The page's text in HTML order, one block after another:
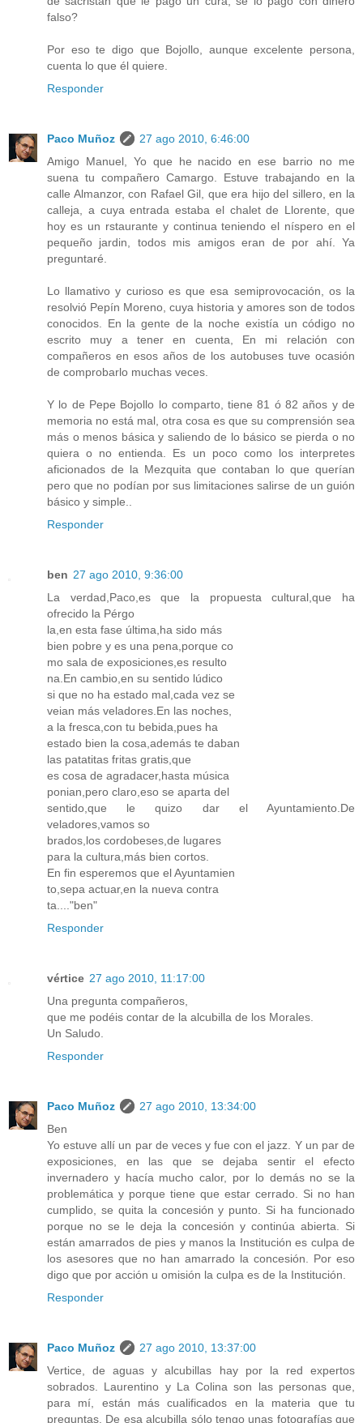
falso?
Por eso te digo que Bojollo, aunque excelente persona,
cuenta lo que él quiere.
Responder
Paco Muñoz
27 ago 2010, 6:46:00
Amigo Manuel, Yo que he nacido en ese barrio no me
suena tu compañero Camargo. Estuve trabajando en la
calle Almanzor, con Rafael Gil, que era hijo del sillero, en la
calleja, a cuya entrada estaba el chalet de Llorente, que
hoy es un rstaurante y continua teniendo el níspero en el
pequeño jardin, todos mis amigos eran de por ahí. Ya
preguntaré.
Lo llamativo y curioso es que esa semiprovocación, os la
resolvió Pepín Moreno, cuya historia y amores son de todos
conocidos. En la gente de la noche existía un código no
escrito muy a tener en cuenta, En mi relación con
compañeros en esos años de los autobuses tuve ocasión
de comprobarlo muchas veces.
Y lo de Pepe Bojollo lo comparto, tiene 81 ó 82 años y de
memoria no está mal, otra cosa es que su comprensión sea
más o menos básica y saliendo de lo básico se pierda o no
quiera o no entienda. Es un poco como los interpretes
aficionados de la Mezquita que contaban lo que querían
pero que no podían por sus limitaciones salirse de un guión
básico y simple..
Responder
ben 27 ago 2010, 9:36:00
La verdad,Paco,es que la propuesta cultural,que ha
ofrecido la Pérgo
la,en esta fase última,ha sido más
bien pobre y es una pena,porque co
mo sala de exposiciones,es resulto
na.En cambio,en su sentido lúdico
si que no ha estado mal,cada vez se
veian más veladores.En las noches,
a la fresca,con tu bebida,pues ha
estado bien la cosa,además te daban
las patatitas fritas gratis,que
es cosa de agradacer,hasta música
ponian,pero claro,eso se aparta del
sentido,que le quizo dar el Ayuntamiento.De
veladores,vamos so
brados,los cordobeses,de lugares
para la cultura,más bien cortos.
En fin esperemos que el Ayuntamien
to,sepa actuar,en la nueva contra
ta...."ben"
Responder
vértice 27 ago 2010, 11:17:00
Una pregunta compañeros,
que me podéis contar de la alcubilla de los Morales.
Un Saludo.
Responder
Paco Muñoz
27 ago 2010, 13:34:00
Ben
Yo estuve allí un par de veces y fue con el jazz. Y un par de
exposiciones, en las que se dejaba sentir el efecto
invernadero y hacía mucho calor, por lo demás no se la
problemática y porque tiene que estar cerrado. Si no han
cumplido, se quita la concesión y punto. Si ha funcionado
porque no se le deja la concesión y continúa abierta. Si
están amarrados de pies y manos la Institución es culpa de
los asesores que no han amarrado la concesión. Por eso
digo que por acción u omisión la culpa es de la Institución.
Responder
Paco Muñoz
27 ago 2010, 13:37:00
Vertice, de aguas y alcubillas hay por la red expertos
sobrados. Laurentino y La Colina son las personas que,
para mí, están más cualificados en la materia que tu
preguntas. De esa alcubilla sólo tengo unas fotografías que